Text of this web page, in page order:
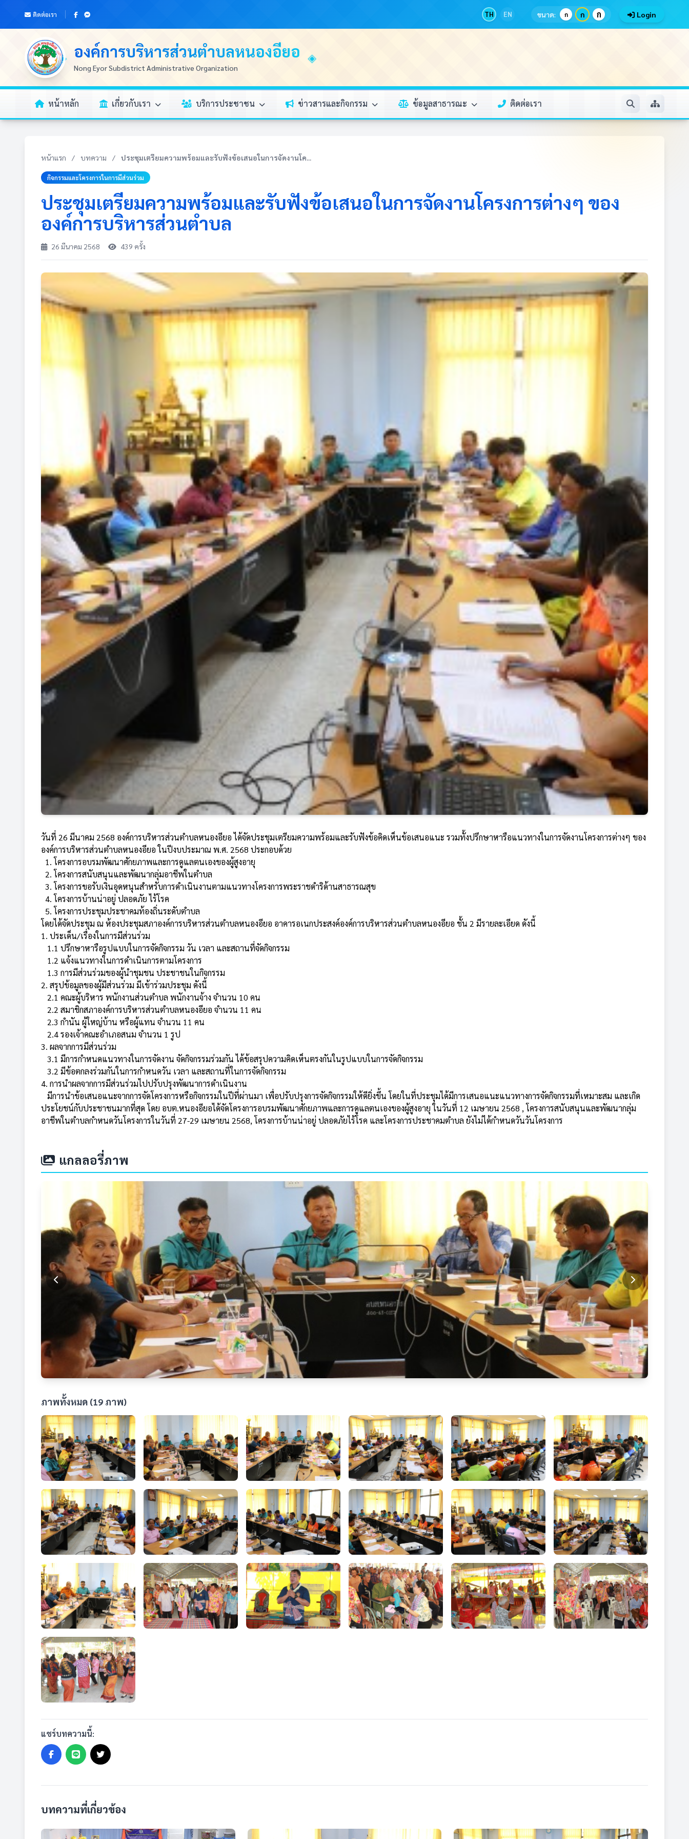
ติดต่อเรา TH EN ขนาด: ก ก ก Login
องค์การบริหารส่วนตำบลหนองอียอ
Nong Eyor Subdistrict Administrative Organization
หน้าหลัก เกี่ยวกับเรา บริการประชาชน ข่าวสารและกิจกรรม ข้อมูลสาธารณะ ติดต่อเรา
หน้าแรก / บทความ / ประชุมเตรียมความพร้อมและรับฟังข้อเสนอในการจัดงานโค...
กิจกรรมและโครงการในการมีส่วนร่วม
ประชุมเตรียมความพร้อมและรับฟังข้อเสนอในการจัดงานโครงการต่างๆ ของ
องค์การบริหารส่วนตำบล
26 มีนาคม 2568 439 ครั้ง
วันที่ 26 มีนาคม 2568 องค์การบริหารส่วนตำบลหนองอียอ ได้จัดประชุมเตรียมความพร้อมและรับฟังข้อคิดเห็นข้อเสนอแนะ รวมทั้งปรึกษาหารือแนวทางในการจัดงานโครงการต่างๆ ของ
องค์การบริหารส่วนตำบลหนองอียอ ในปีงบประมาณ พ.ศ. 2568 ประกอบด้วย
1. โครงการอบรมพัฒนาศักยภาพและการดูแลตนเองของผู้สูงอายุ
2. โครงการสนับสนุนและพัฒนากลุ่มอาชีพในตำบล
3. โครงการขอรับเงินอุดหนุนสำหรับการดำเนินงานตามแนวทางโครงการพระราชดำริด้านสาธารณสุข
4. โครงการบ้านน่าอยู่ ปลอดภัย ไร้โรค
5. โครงการประชุมประชาคมท้องถิ่นระดับตำบล
โดยได้จัดประชุม ณ ห้องประชุมสภาองค์การบริหารส่วนตำบลหนองอียอ อาคารอเนกประสงค์องค์การบริหารส่วนตำบลหนองอียอ ชั้น 2 มีรายละเอียด ดังนี้
1. ประเด็น/เรื่องในการมีส่วนร่วม
1.1 ปรึกษาหารือรูปแบบในการจัดกิจกรรม วัน เวลา และสถานที่จัดกิจกรรม
1.2 แจ้งแนวทางในการดำเนินการตามโครงการ
1.3 การมีส่วนร่วมของผู้นำชุมชน ประชาชนในกิจกรรม
2. สรุปข้อมูลของผู้มีส่วนร่วม มีเข้าร่วมประชุม ดังนี้
2.1 คณะผู้บริหาร พนักงานส่วนตำบล พนักงานจ้าง จำนวน 10 คน
2.2 สมาชิกสภาองค์การบริหารส่วนตำบลหนองอียอ จำนวน 11 คน
2.3 กำนัน ผู้ใหญ่บ้าน หรือผู้แทน จำนวน 11 คน
2.4 รองเจ้าคณะอำเภอสนม จำนวน 1 รูป
3. ผลจากการมีส่วนร่วม
3.1 มีการกำหนดแนวทางในการจัดงาน จัดกิจกรรมร่วมกัน ได้ข้อสรุปความคิดเห็นตรงกันในรูปแบบในการจัดกิจกรรม
3.2 มีข้อตกลงร่วมกันในการกำหนดวัน เวลา และสถานที่ในการจัดกิจกรรม
4. การนำผลจากการมีส่วนร่วมไปปรับปรุงพัฒนาการดำเนินงาน
มีการนำข้อเสนอแนะจากการจัดโครงการหรือกิจกรรมในปีที่ผ่านมา เพื่อปรับปรุงการจัดกิจกรรมให้ดียิ่งขึ้น โดยในที่ประชุมได้มีการเสนอแนะแนวทางการจัดกิจกรรมที่เหมาะสม และเกิด
ประโยชน์กับประชาชนมากที่สุด โดย อบต.หนองอียอได้จัดโครงการอบรมพัฒนาศักยภาพและการดูแลตนเองของผู้สูงอายุ ในวันที่ 12 เมษายน 2568 , โครงการสนับสนุนและพัฒนากลุ่ม
อาชีพในตำบลกำหนดวันโครงการในวันที่ 27-29 เมษายน 2568, โครงการบ้านน่าอยู่ ปลอดภัยไร้โรค และโครงการประชาคมตำบล ยังไม่ได้กำหนดวันวันโครงการ
แกลลอรี่ภาพ
ภาพทั้งหมด (19 ภาพ)
แชร์บทความนี้:
บทความที่เกี่ยวข้อง